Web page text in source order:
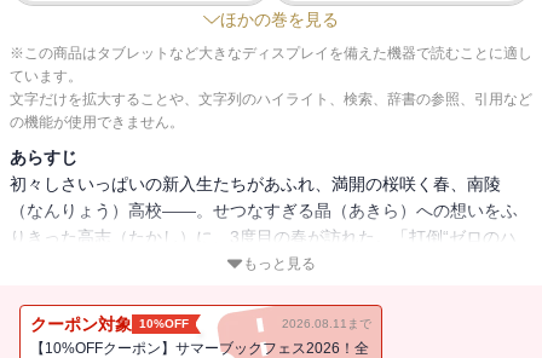
ほかの巻を見る
※この商品はタブレットなど大きなディスプレイを備えた機器で読むことに適し
ています。
文字だけを拡大することや、文字列のハイライト、検索、辞書の参照、引用など
の機能が使用できません。
あらすじ
初々しさいっぱいの新入生たちがあふれ、満開の桜咲く春、南陵
（なんりょう）高校――。せつなすぎる晶（あきら）への想いをふ
りきった高志（たかし）に、3度目の春が訪れた。「打倒“ゼロのハ
ードラー”山崎」を誓い、真夏の祝祭……インターハイ出場に懸ける
れて……!? 『頭文字D』のしげの秀一が描く、陸上“P-KAN”グラフ
ィティ――第2部始動!!
もっと見る
クーポン対象 10%OFF 2026.08.11まで
【10%OFFクーポン】サマーブックフェス2026！全